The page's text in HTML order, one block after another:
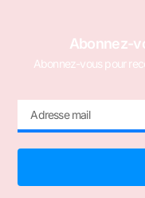
Abonnez-
Abonnez-vous pour